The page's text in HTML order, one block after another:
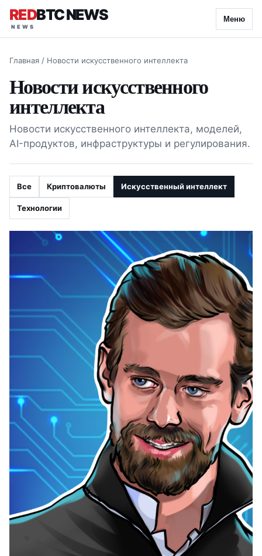
REDBTC NEWS Меню
Главная / Новости искусственного интеллекта
Новости искусственного
интеллекта
Новости искусственного интеллекта, моделей,
AI-продуктов, инфраструктуры и регулирования.
Все Криптовалюты Искусственный интеллект
Технологии